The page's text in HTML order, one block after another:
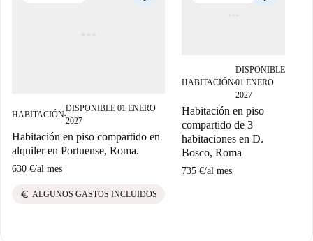
HABITACIÓN■
DISPONIBLE 01 ENERO
2027
Habitación en piso compartido en
alquiler en Portuense, Roma.
630 €/al mes
euro ALGUNOS GASTOS INCLUIDOS
HABITACIÓN■
DISPONIBLE
01 ENERO
2027
Habitación en piso
compartido de 3
habitaciones en D.
Bosco, Roma
735 €/al mes